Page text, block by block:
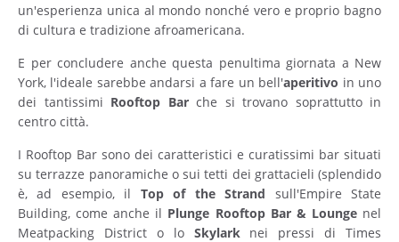
un'esperienza unica al mondo nonché vero e proprio bagno
di cultura e tradizione afroamericana.
E per concludere anche questa penultima giornata a New
York, l'ideale sarebbe andarsi a fare un bell'aperitivo in uno
dei tantissimi Rooftop Barche si trovano soprattutto in
centro città.
I Rooftop Bar sono dei caratteristici e curatissimi bar situati
su terrazze panoramiche o sui tetti dei grattacieli (splendido
è, ad esempio, il Top of the Strand sull'Empire State
Building, come anche il Plunge Rooftop Bar & Lounge nel
Meatpacking District o lo Skylarknei pressi di Times